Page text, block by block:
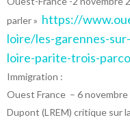
parler » https://
loire/les-garennes-
loire-parite-trois-
Immigration :
Ouest France – 6
Dupont (LREM) critique sur